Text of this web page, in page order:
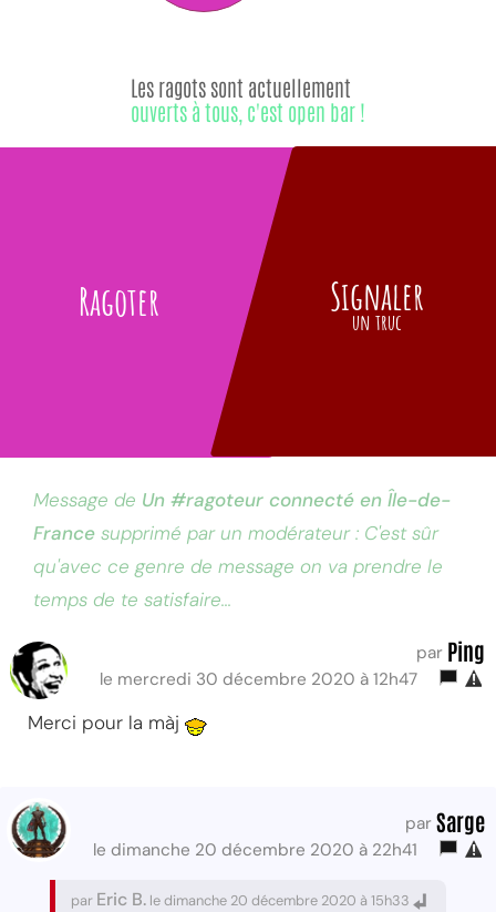
Ragoter
Les ragots sont actuellement
ouverts à tous, c'est open bar !
Signaler
un truc
Message de Un #ragoteur connecté en Île-de-
France supprimé par un modérateur : C'est sûr
qu'avec ce genre de message on va prendre le
temps de te satisfaire...
par Ping
le mercredi 30 décembre 2020 à 12h47
Merci pour la màj
par Sarge
le dimanche 20 décembre 2020 à 22h41
par Eric B. le dimanche 20 décembre 2020 à 15h33